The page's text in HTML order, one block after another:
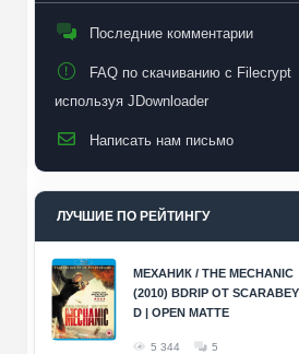
Последние комментарии
FAQ по скачиванию с Filecrypt
используя JDownloader
Написать нам письмо
ЛУЧШИЕ ПО РЕЙТИНГУ
МЕХАНИК / THE MECHANIC
(2010) BDRIP ОТ
D | OPEN MATTE
5 344 5